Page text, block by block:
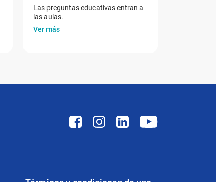
Las preguntas educativas entran a
las aulas.
Ver más